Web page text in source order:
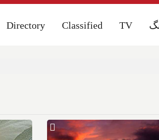
Directory Classified TV
Directory Classified TV